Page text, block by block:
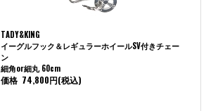
TADY&KING
イーグルフック＆レギュラーホイールSV付きチェー
ン
細角or細丸 60cm
価格 74,800円(税込)